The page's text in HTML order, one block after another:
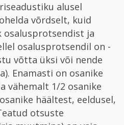
alusel
võrdselt, kuid
osalusprotsendist ja
osalusprotsendil on
võtta üksi või nende
Enamasti on osanike
vähemalt 1/2 osanike
häältest, eeldusel,
otsuste